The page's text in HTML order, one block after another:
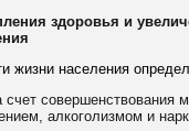
здоровья и
жизни населения
совершенствования
алкоголизмом и